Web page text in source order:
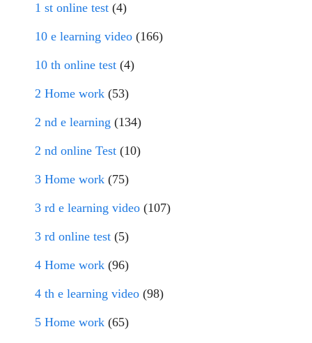
1 st online test (4)
10 e learning video (166)
10 th online test (4)
2 Home work (53)
2 nd e learning (134)
2 nd online Test (10)
3 Home work (75)
3 rd e learning video (107)
3 rd online test (5)
4 Home work (96)
4 th e learning video (98)
5 Home work (65)